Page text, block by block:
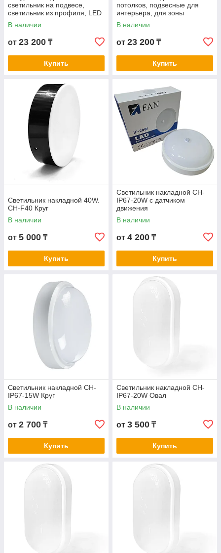
светильник на подвесе,
светильник из профиля, LED
светильник на тросах,
светодиодный FH802R-72W-
В наличии
от 23 200 ₸
Купить
потолков, подвесные для
интерьера, для зоны
ресепшен, светильники для
зоны ожидания FH802R-
В наличии
от 23 200 ₸
Купить
Светильник накладной 40W.
СН-F40 Круг
В наличии
от 5 000 ₸
Купить
Светильник накладной СН-
IP67-20W с датчиком
движения
В наличии
от 4 200 ₸
Купить
Светильник накладной СН-
IP67-15W Круг
В наличии
от 2 700 ₸
Купить
Светильник накладной СН-
IP67-20W Овал
В наличии
от 3 500 ₸
Купить